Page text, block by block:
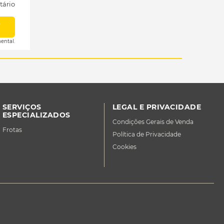
SERVIÇOS
ESPECIALIZADOS
Frotas
LEGAL E PRIVACIDADE
Condições Gerais de Venda
Política de Privacidade
Cookies